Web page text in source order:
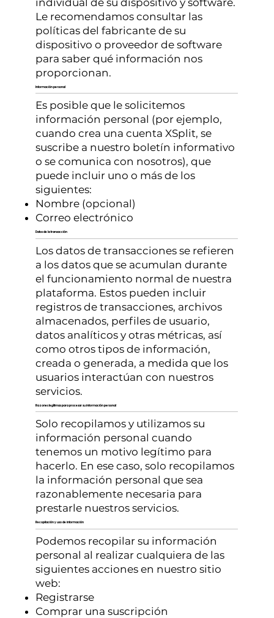
Le recomendamos consultar las
políticas del fabricante de su
dispositivo o proveedor de software
para saber qué información nos
proporcionan.
Información personal
Es posible que le solicitemos
información personal (por ejemplo,
cuando crea una cuenta XSplit, se
suscribe a nuestro boletín informativo
o se comunica con nosotros), que
puede incluir uno o más de los
siguientes:
Nombre (opcional)
Correo electrónico
Datos de la transacción
Los datos de transacciones se refieren
a los datos que se acumulan durante
el funcionamiento normal de nuestra
plataforma. Estos pueden incluir
registros de transacciones, archivos
almacenados, perfiles de usuario,
datos analíticos y otras métricas, así
como otros tipos de información,
creada o generada, a medida que los
usuarios interactúan con nuestros
servicios.
Razones legítimas para procesar su información personal
Solo recopilamos y utilizamos su
información personal cuando
tenemos un motivo legítimo para
hacerlo. En ese caso, solo recopilamos
la información personal que sea
razonablemente necesaria para
prestarle nuestros servicios.
Recopilación y uso de información
Podemos recopilar su información
personal al realizar cualquiera de las
siguientes acciones en nuestro sitio
web:
Registrarse
Comprar una suscripción